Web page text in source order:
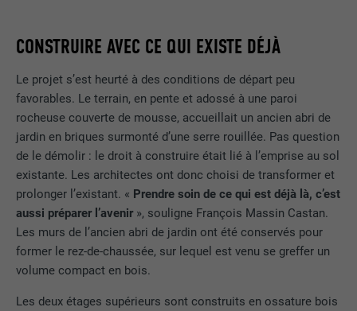
CONSTRUIRE AVEC CE QUI EXISTE DÉJÀ
Le projet s’est heurté à des conditions de départ peu
favorables. Le terrain, en pente et adossé à une paroi
rocheuse couverte de mousse, accueillait un ancien abri de
jardin en briques surmonté d’une serre rouillée. Pas question
de le démolir : le droit à construire était lié à l’emprise au sol
existante. Les architectes ont donc choisi de transformer et
prolonger l’existant. « Prendre soin de ce qui est déjà là, c’est
aussi préparer l’avenir », souligne François Massin Castan.
Les murs de l’ancien abri de jardin ont été conservés pour
former le rez-de-chaussée, sur lequel est venu se greffer un
volume compact en bois.
Les deux étages supérieurs sont construits en ossature bois